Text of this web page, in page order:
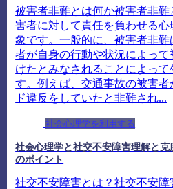
被害者非難とは何か被害者非難
害者に対して責任を負わせる心
象です。一般的に、被害者非難
者が自身の行動や状況によって
けたとみなされることによって
す。例えば、交通事故の被害者
ド違反をしていたと非難され...
社会心理学を利用する
社会心理学と社交不安障害理解と克
のポイント
社交不安障害とは？社交不安障